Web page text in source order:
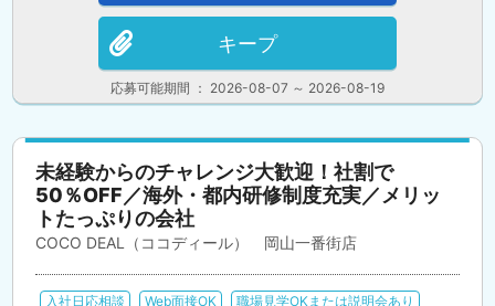
応募可能期間 ： 2026-08-07 ～ 2026-08-19
キープ
未経験からのチャレンジ大歓迎！社割で
50％OFF／海外・都内研修制度充実／メリッ
トたっぷりの会社
COCO DEAL（ココディール） 岡山一番街店
入社日応相談 Web面接OK
職場見学OKまたは説明会あり